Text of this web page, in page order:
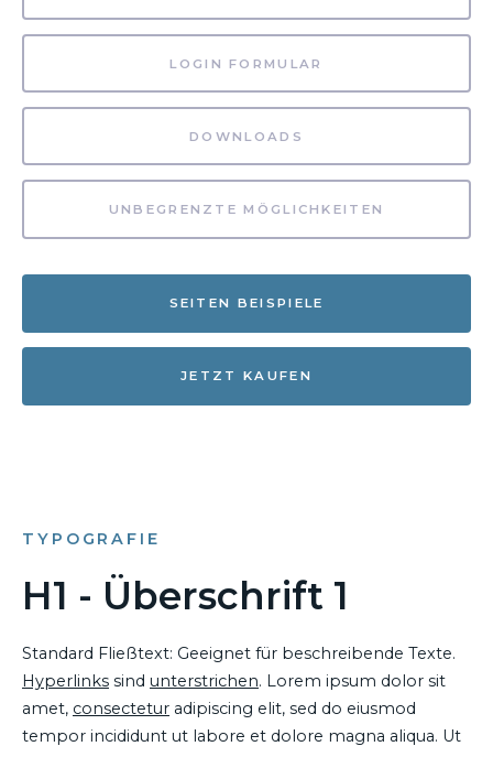
LOGIN FORMULAR
DOWNLOADS
UNBEGRENZTE MÖGLICHKEITEN
SEITEN BEISPIELE
JETZT KAUFEN
TYPOGRAFIE
H1 - Überschrift 1
Standard Fließtext: Geeignet für beschreibende Texte.
Hyperlinks sind unterstrichen. Lorem ipsum dolor sit
amet, consectetur adipiscing elit, sed do eiusmod
tempor incididunt ut labore et dolore magna aliqua. Ut